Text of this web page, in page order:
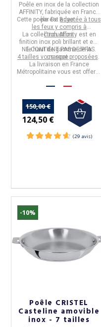
Poêle en inox de la collection
AFFINITY, fabriquée en France
parDe Buyer.
Cette poêle estadaptée à tous
les feux y compris à
l'induction.
La collectionAffinityest en
finition inox poli brillant et est
lehaut de gammede la
marque.
NE CONTIENT PAS DE PFAS.
4 tailles vous sont proposées.
La livraison en France
Métropolitaine vous est offerte
150,00 €
124,50 €
-10%
Poêle CRISTEL
Casteline amovible
inox - 7 tailles